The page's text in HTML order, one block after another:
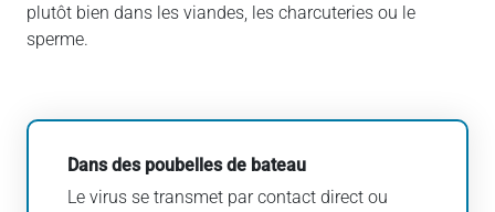
plutôt bien dans les viandes, les charcuteries ou le
sperme.
Dans des poubelles de bateau
Le virus se transmet par contact direct ou